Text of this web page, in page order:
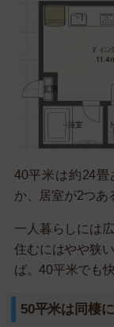
40平米は約24畳
か、居室が2つあ
一人暮らしには
住むにはやや狭
ば。40平米でも
50平米は同棲